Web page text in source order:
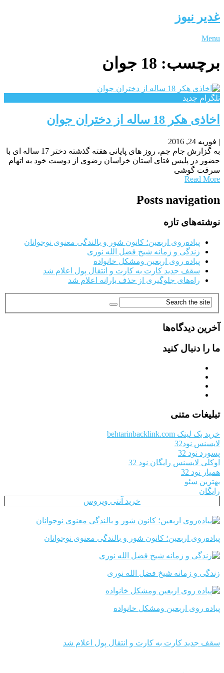
غدیر نیوز
Menu
برچسب: 18 جوان
تلگرام جدید
اخاذی هکر 18 ساله از دختران جوان
| فوریه 24, 2016
به گزارش جام جم، روز های پایانی هفته گذشته دختر 17 ساله ای با
حضور در پلیس فتای استان خراسان رضوی از دوست خود به اتهام
سرقت گوشی
Read More
Posts navigation
نوشته‌های تازه
پیاده‌روی اربعین؛ کانون شور و بالندگی معنوی نوجوانان
زندگی و زمانه شیخ فضل الله نوری
پیاده روی اربعین ومشکل خانواده
سقف جدید کارت به کارت و انتقال پول اعلام شد
راه‌های جلوگیری از حذف یارانه اعلام شد
آخرین دیدگاه‌ها
ما را دنبال کنید
تبلیغات متنی
خرید بک لینک behtarinbacklink.com
لایسنس نود32
پسورد نود 32
اوکلی لایسنس رایگان نود 32
همیار نود 32
بهترین سئو
رایگان
خرید آنتی ویروس
پیاده‌روی اربعین؛ کانون شور و بالندگی معنوی نوجوانان
زندگی و زمانه شیخ فضل الله نوری
پیاده روی اربعین ومشکل خانواده
سقف جدید کارت به کارت و انتقال پول اعلام شد